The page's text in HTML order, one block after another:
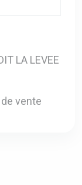
LA LEVEE
vente